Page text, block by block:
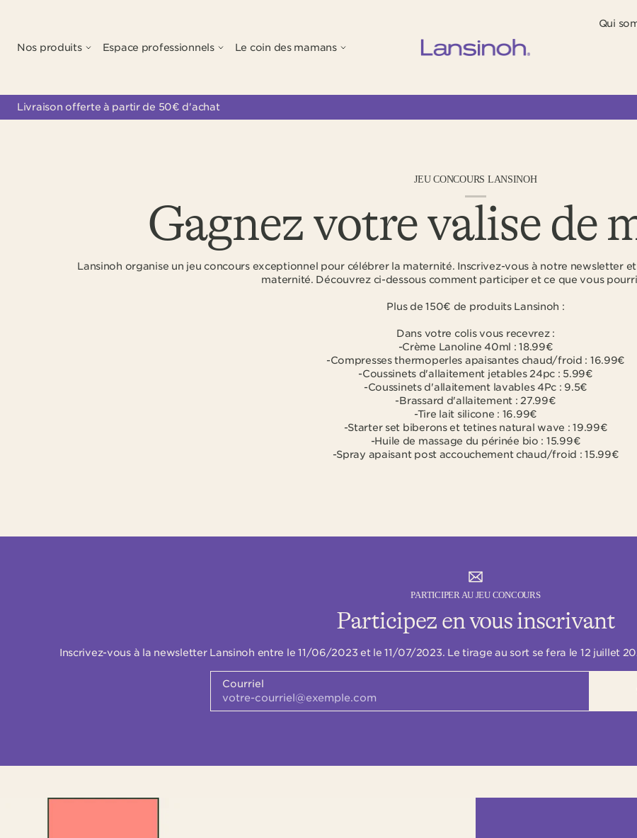
Nos produits Espace professionnels Le coin des mamans
Qui
Livraison offerte à partir de 50€ d'achat
JEU CONCOURS LANSINOH
Gagnez votre valise de
Lansinoh organise un jeu concours exceptionnel pour célébrer la maternité. Inscrivez-vous à notre newsletter
maternité. Découvrez ci-dessous comment participer et ce que vous
Plus de 150€ de produits Lansinoh :
Dans votre colis vous recevrez :
-Crème Lanoline 40ml : 18.99€
-Compresses thermoperles apaisantes chaud/froid : 16.99€
-Coussinets d'allaitement jetables 24pc : 5.99€
-Coussinets d'allaitement lavables 4Pc : 9.5€
-Brassard d'allaitement : 27.99€
-Tire lait silicone : 16.99€
-Starter set biberons et tetines natural wave : 19.99€
-Huile de massage du périnée bio : 15.99€
-Spray apaisant post accouchement chaud/froid : 15.99€
PARTICIPER AU JEU CONCOURS
Participez en vous inscrivant
Inscrivez-vous à la newsletter Lansinoh entre le 11/06/2023 et le 11/07/2023. Le tirage au sort se fera le 12 juillet
Courriel